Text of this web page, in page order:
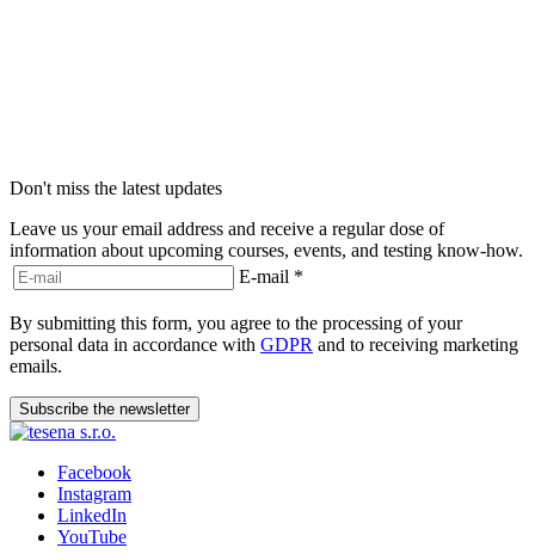
Don't miss the latest updates
Leave us your email address and receive a regular dose of
information about upcoming courses, events, and testing know-how.
E-mail *
By submitting this form, you agree to the processing of your
personal data in accordance with GDPR and to receiving marketing
emails.
Subscribe the newsletter
Facebook
Instagram
LinkedIn
YouTube